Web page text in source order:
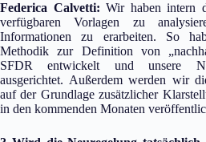
Federica Calvetti: Wir haben intern
verfügbaren Vorlagen zu
Informationen zu erarbeiten. So
Methodik zur Definition von
SFDR entwickelt und unsere
ausgerichtet. Außerdem werden wir
auf der Grundlage zusätzlicher
in den kommenden Monaten